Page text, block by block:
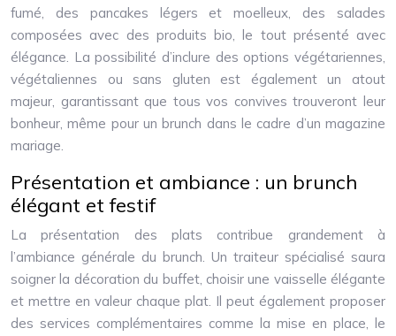
fumé, des pancakes légers et moelleux, des salades
composées avec des produits bio, le tout présenté avec
élégance. La possibilité d’inclure des options végétariennes,
végétaliennes ou sans gluten est également un atout
majeur, garantissant que tous vos convives trouveront leur
bonheur, même pour un brunch dans le cadre d’un magazine
mariage.
Présentation et ambiance : un brunch
élégant et festif
La présentation des plats contribue grandement à
l’ambiance générale du brunch. Un traiteur spécialisé saura
soigner la décoration du buffet, choisir une vaisselle élégante
et mettre en valeur chaque plat. Il peut également proposer
des services complémentaires comme la mise en place, le